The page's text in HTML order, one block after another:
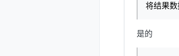
将结果数
是的